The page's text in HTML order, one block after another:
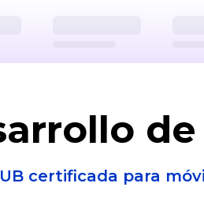
certificada para